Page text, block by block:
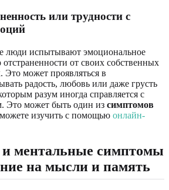
или трудности с
люди испытывают эмоциональное
от своих собственных
может проявляться в
радость, любовь или даже грусть
разум иногда справляется с
Это может быть один из симптомов
изучить с помощью онлайн-
ментальные симптомы
на мысли и память